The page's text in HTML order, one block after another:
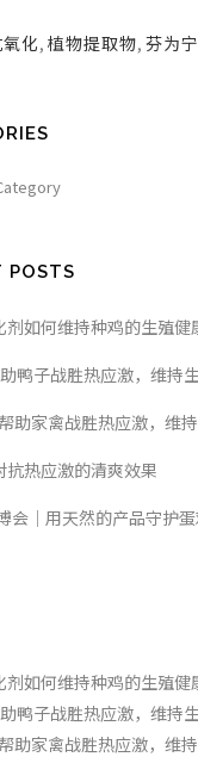
化, 植物提取物, 芬为
POSTS
如何维持种鸡的生殖健
鸭子战胜热应激，维持
助家禽战胜热应激，维
抗热应激的清爽效果
会｜用天然的产品守护
如何维持种鸡的生殖健
鸭子战胜热应激，维持
助家禽战胜热应激，维